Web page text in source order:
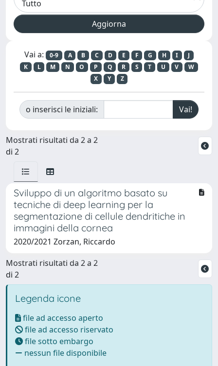
Vai a: 0-9 A B C D E F G H I
J
K
L M N O P Q R S T U V
W
X
Y Z
o inserisci le iniziali:
Mostrati risultati da 2 a 2
di 2
Sviluppo di un algoritmo basato su
tecniche di deep learning per la
segmentazione di cellule dendritiche in
immagini della cornea
2020/2021 Zorzan, Riccardo
Mostrati risultati da 2 a 2
di 2
Legenda icone
file ad accesso aperto
file ad accesso riservato
file sotto embargo
nessun file disponibile